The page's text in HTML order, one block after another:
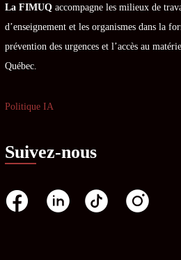
La FIMUQ accompagne les milieux de
d’enseignement et les organismes dans la
prévention des urgences et l’accès au
Québec.
Politique IA
Suivez-nous